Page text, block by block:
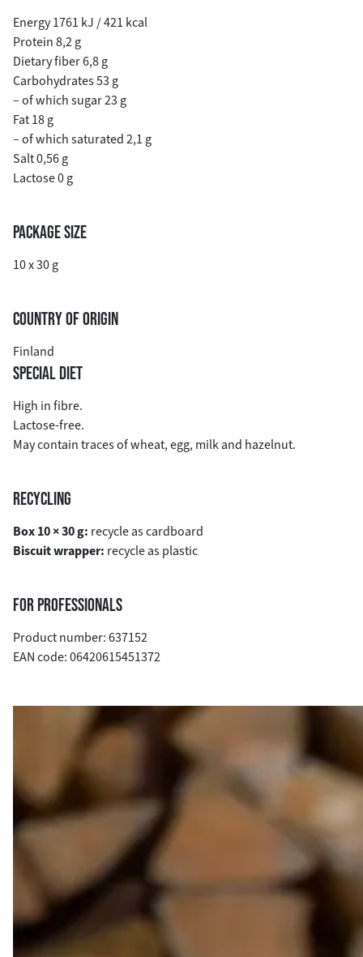
Energy 1761 kJ / 421 kcal
Protein 8,2 g
Dietary fiber 6,8 g
Carbohydrates 53 g
– of which sugar 23 g
Fat 18 g
– of which saturated 2,1 g
Salt 0,56 g
Lactose 0 g
PACKAGE SIZE
10 x 30 g
COUNTRY OF ORIGIN
Finland
SPECIAL DIET
High in fibre.
Lactose-free.
May contain traces of wheat, egg, milk and hazelnut.
RECYCLING
Box 10 × 30 g: recycle as cardboard
Biscuit wrapper: recycle as plastic
FOR PROFESSIONALS
Product number: 637152
EAN code: 06420615451372